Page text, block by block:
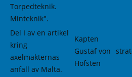
Torpedteknik.
Minteknik".
Del I av en artikel
kring
axelmakternas
anfall av Malta.
Kapten
Gustaf von
Hofsten